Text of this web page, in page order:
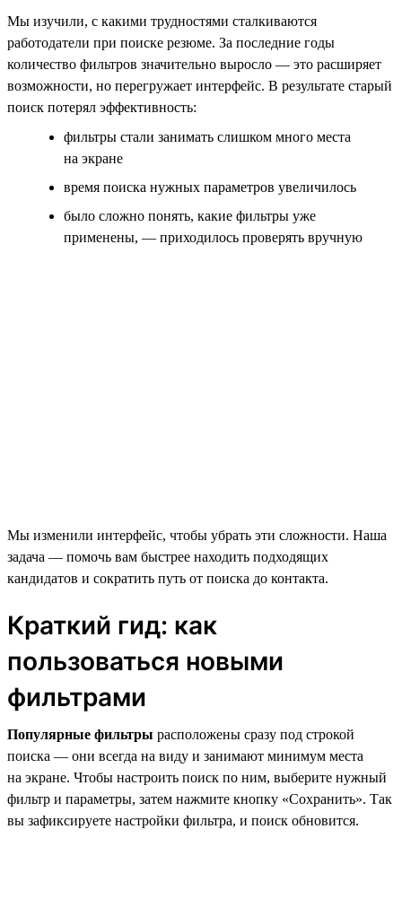
Мы изучили, с какими трудностями сталкиваются
работодатели при поиске резюме. За последние годы
количество фильтров значительно выросло — это расширяет
возможности, но перегружает интерфейс. В результате старый
поиск потерял эффективность:
фильтры стали занимать слишком много места
на экране
время поиска нужных параметров увеличилось
было сложно понять, какие фильтры уже
применены, — приходилось проверять вручную
Мы изменили интерфейс, чтобы убрать эти сложности. Наша
задача — помочь вам быстрее находить подходящих
кандидатов и сократить путь от поиска до контакта.
Краткий гид: как
пользоваться новыми
фильтрами
Популярные фильтры расположены сразу под строкой
поиска — они всегда на виду и занимают минимум места
на экране. Чтобы настроить поиск по ним, выберите нужный
фильтр и параметры, затем нажмите кнопку «Сохранить». Так
вы зафиксируете настройки фильтра, и поиск обновится.